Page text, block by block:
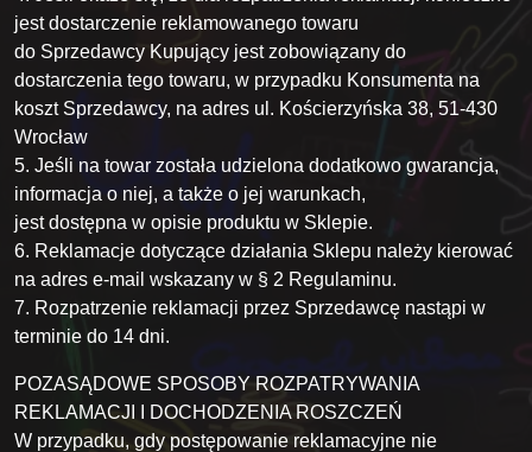
jest dostarczenie reklamowanego towaru
do Sprzedawcy Kupujący jest zobowiązany do
dostarczenia tego towaru, w przypadku Konsumenta na
koszt Sprzedawcy, na adres ul. Kościerzyńska 38, 51-430
Wrocław
5. Jeśli na towar została udzielona dodatkowo gwarancja,
informacja o niej, a także o jej warunkach,
jest dostępna w opisie produktu w Sklepie.
6. Reklamacje dotyczące działania Sklepu należy kierować
na adres e-mail wskazany w § 2 Regulaminu.
7. Rozpatrzenie reklamacji przez Sprzedawcę nastąpi w
terminie do 14 dni.
POZASĄDOWE SPOSOBY ROZPATRYWANIA
REKLAMACJI I DOCHODZENIA ROSZCZEŃ
W przypadku, gdy postępowanie reklamacyjne nie